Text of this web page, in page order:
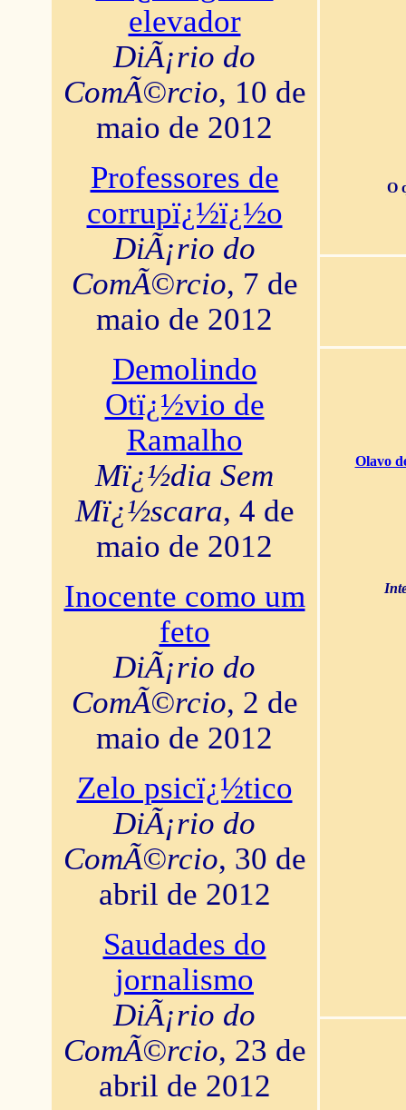
elevador
DiÃ¡rio do
ComÃ©rcio, 10 de
maio de 2012
Professores de
corrupï¿½ï¿½o
DiÃ¡rio do
ComÃ©rcio, 7 de
maio de 2012
Demolindo
Otï¿½vio de
Ramalho
Mï¿½dia Sem
Mï¿½scara, 4 de
maio de 2012
Inocente como um
feto
DiÃ¡rio do
ComÃ©rcio, 2 de
maio de 2012
Zelo psicï¿½tico
DiÃ¡rio do
ComÃ©rcio, 30 de
abril de 2012
Saudades do
jornalismo
DiÃ¡rio do
ComÃ©rcio, 23 de
abril de 2012
O
Olavo